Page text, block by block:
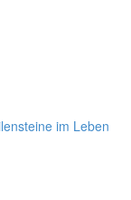
im Leben